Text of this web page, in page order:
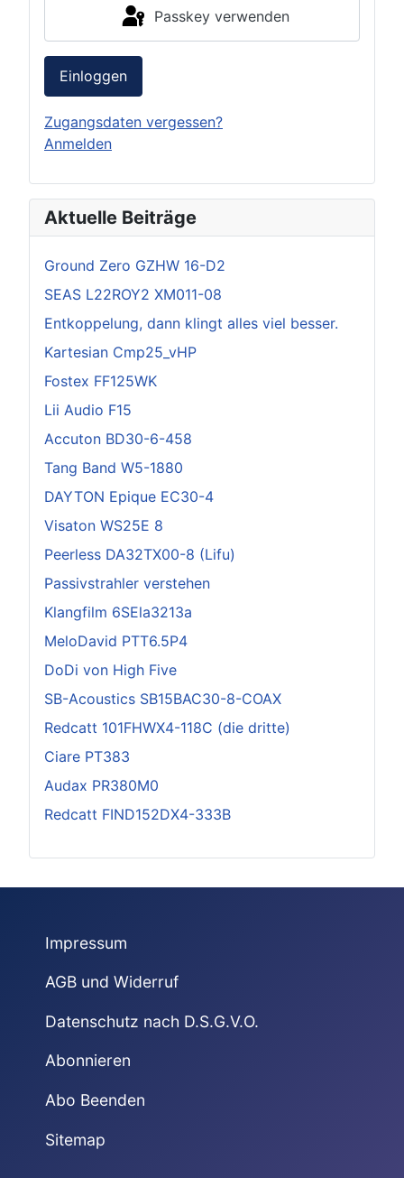
Passkey verwenden
Einloggen
Zugangsdaten vergessen?
Anmelden
Aktuelle Beiträge
Ground Zero GZHW 16-D2
SEAS L22ROY2 XM011-08
Entkoppelung, dann klingt alles viel besser.
Kartesian Cmp25_vHP
Fostex FF125WK
Lii Audio F15
Accuton BD30-6-458
Tang Band W5-1880
DAYTON Epique EC30-4
Visaton WS25E 8
Peerless DA32TX00-8 (Lifu)
Passivstrahler verstehen
Klangfilm 6SEla3213a
MeloDavid PTT6.5P4
DoDi von High Five
SB-Acoustics SB15BAC30-8-COAX
Redcatt 101FHWX4-118C (die dritte)
Ciare PT383
Audax PR380M0
Redcatt FIND152DX4-333B
Impressum
AGB und Widerruf
Datenschutz nach D.S.G.V.O.
Abonnieren
Abo Beenden
Sitemap